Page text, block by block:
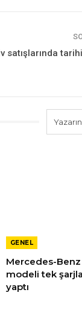
satışlarında
GENEL
Mercedes-Benz
modeli tek
yaptı